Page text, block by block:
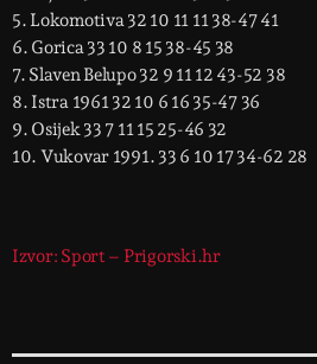
5. Lokomotiva 32 10 11 11 38-47 41
6. Gorica 33 10 8 15 38-45 38
7. Slaven Belupo 32 9 11 12 43-52 38
8. Istra 1961 32 10 6 16 35-47 36
9. Osijek 33 7 11 15 25-46 32
10. Vukovar 1991. 33 6 10 17 34-62 28
Izvor: Sport – Prigorski.hr